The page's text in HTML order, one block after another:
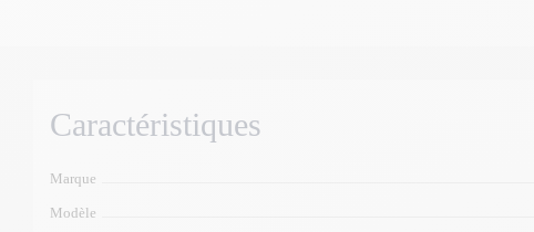
Caractéristiques
Marque
Modèle